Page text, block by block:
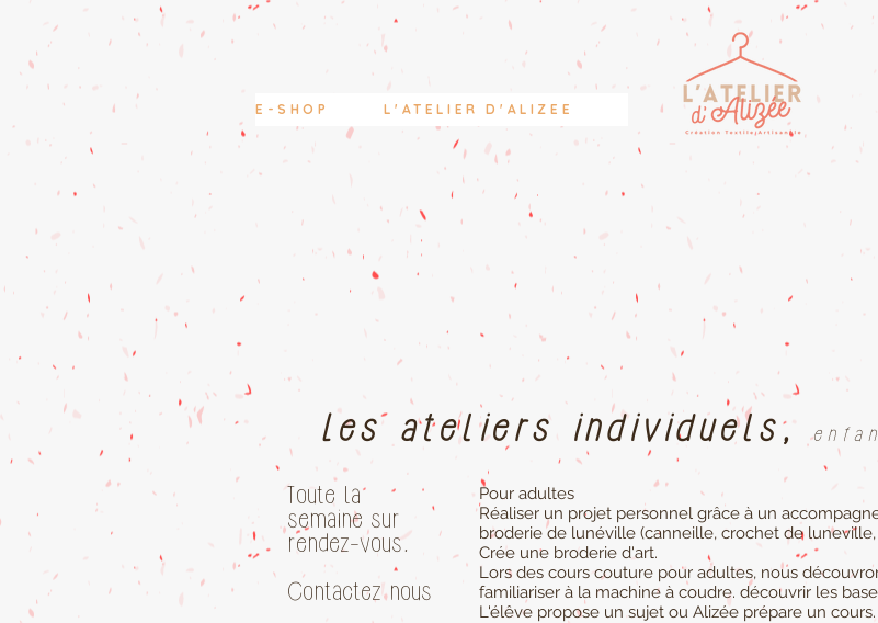
E-SHOP L'ATELIER D'ALIZEE
Les ateliers individuels,
Toute la
semaine sur
rendez-vous.
Contactez nous
Pour adultes
Réaliser un projet personnel grâce à un
broderie de lunéville (canneille, crochet de
Crée une broderie d'art.
Lors des cours couture pour adultes, nous
familiariser à la machine à coudre. découvrir les
L'élêve propose un sujet ou Alizée prépare un cours.